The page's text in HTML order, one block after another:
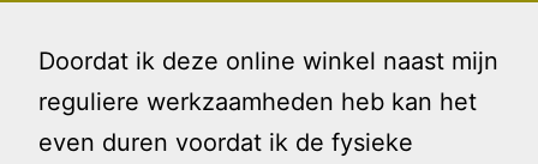
Doordat ik deze online winkel naast mijn
reguliere werkzaamheden heb kan het
even duren voordat ik de fysieke
naar
inhoud
Gezin